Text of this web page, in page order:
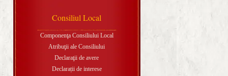
Consiliul Local
Componenţa Consiliului Local
Atribuţii ale Consiliului
Declaraţii de avere
Declarații de interese